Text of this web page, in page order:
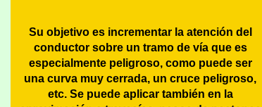
Su objetivo es incrementar la atención del
conductor sobre un tramo de vía que es
especialmente peligroso, como puede ser
una curva muy cerrada, un cruce peligroso,
etc. Se puede aplicar también en la